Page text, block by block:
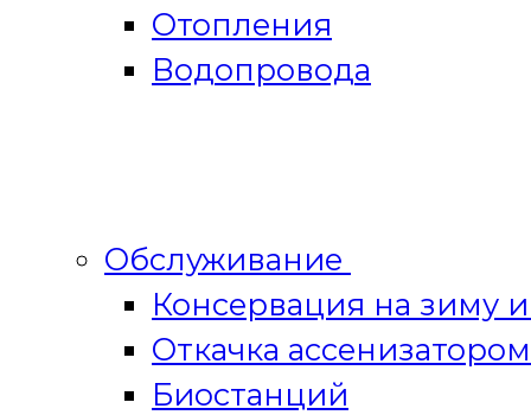
Отопления
Водопровода
Обслуживание
Консервация на зиму
Откачка
Биостанций